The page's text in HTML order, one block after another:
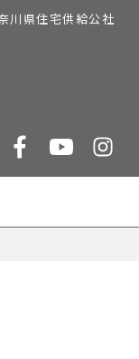
川県住宅供給公社